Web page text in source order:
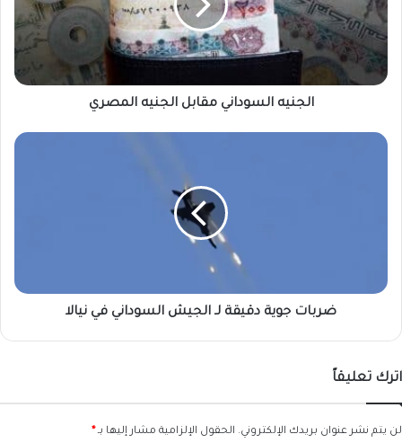
المصري
الجنيه السوداني مقابل الجنيه المصري
ضربات
ضربات جوية دقيقة لـ الجيش السوداني في نيالا
اترك تعليقاً
لن يتم نشر عنوان بريدك الإلكتروني. الحقول الإلزامية مشار إليها بـ*